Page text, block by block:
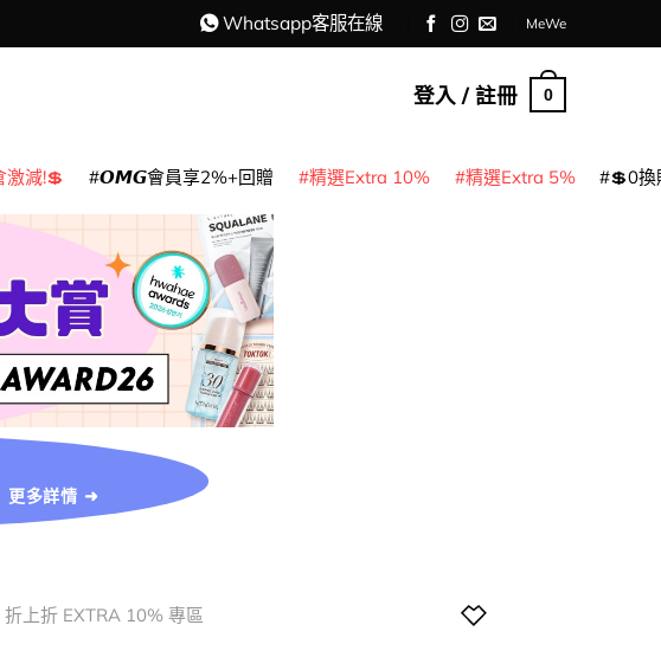
Whatsapp客服在線 MeWe
登入 / 註冊 0
激減!💲 𝙊𝙈𝙂會員享2%+回贈 精選Extra 10% 精選Extra 5% 💲0換
更多詳情 ➜
折上折 EXTRA 10% 專區